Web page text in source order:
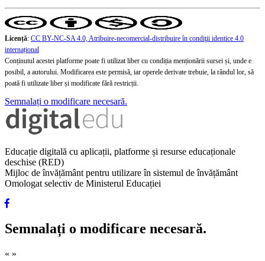
Licență: CC BY-NC-SA 4.0, Atribuire-necomercial-distribuire în condiţii identice 4.0
internațional
Conținutul acestei platforme poate fi utilizat liber cu condiția menționării sursei și, unde e
posibil, a autorului. Modificarea este permisă, iar operele derivate trebuie, la rândul lor, să
poată fi utilizate liber și modificate fără restricții.
Semnalați o modificare necesară.
Educație digitală cu aplicații, platforme și resurse educaționale
deschise (RED)
Mijloc de învățământ pentru utilizare în sistemul de învățământ
Omologat selectiv de Ministerul Educației
Semnalați o modificare necesară.
« »